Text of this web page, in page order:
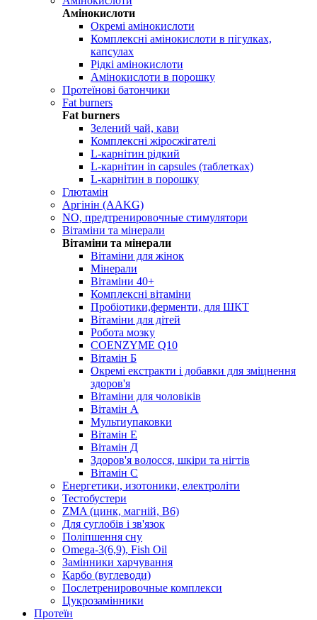
Амінокислоти
Окремі амінокислоти
Комплексні амінокислоти в пігулках,
капсулах
Рідкі амінокислоти
Амінокислоти в порошку
Протеїнові батончики
Fat burners
Fat burners
Зелений чай, кави
Комплексні жіросжігателі
L-карнітин рідкий
L-карнітин in capsules (таблетках)
L-карнітин в порошку
Глютамін
Аргінін (AAKG)
NO, предтренировочные стимулятори
Вітаміни та мінерали
Вітаміни та мінерали
Вітаміни для жінок
Мінерали
Вітаміни 40+
Комплексні вітаміни
Пробіотики,ферменти, для ШКТ
Вітаміни для дітей
Робота мозку
COENZYME Q10
Вітамін Б
Окремі екстракти і добавки для зміцнення
здоров'я
Вітаміни для чоловіків
Вітамін А
Мультиупаковки
Вітамін Е
Вітамін Д
Здоров'я волосся, шкіри та нігтів
Вітамін С
Енергетики, изотоники, електроліти
Тестобустери
ZMA (цинк, магній, В6)
Для суглобів і зв'язок
Поліпшення сну
Omega-3(6,9), Fish Oil
Замінники харчування
Карбо (вуглеводи)
Послетренировочные комплекси
Цукрозамінники
Протеїн